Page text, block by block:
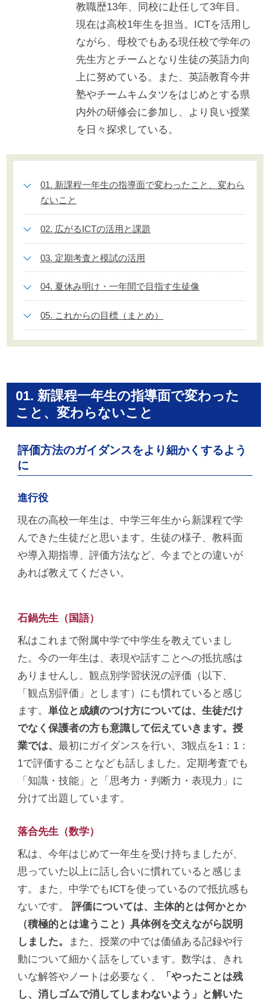
教職歴13年、同校に赴任して3年目。
現在は高校1年生を担当。ICTを活用し
ながら、母校でもある現任校で学年の
先生方とチームとなり生徒の英語力向
上に努めている。また、英語教育今井
塾やチームキムタツをはじめとする県
内外の研修会に参加し、より良い授業
を日々探求している。
01. 新課程一年生の指導面で変わったこと、変わら
ないこと
02. 広がるICTの活用と課題
03. 定期考査と模試の活用
04. 夏休み明け・一年間で目指す生徒像
05. これからの目標（まとめ）
01. 新課程一年生の指導面で変わった
こと、変わらないこと
評価方法のガイダンスをより細かくするよう
に
進行役
現在の高校一年生は、中学三年生から新課程で学
んできた生徒だと思います。生徒の様子、教科面
や導入期指導、評価方法など、今までとの違いが
あれば教えてください。
石鍋先生（国語）
私はこれまで附属中学で中学生を教えていまし
た。今の一年生は、表現や話すことへの抵抗感は
ありませんし、観点別学習状況の評価（以下、
「観点別評価」とします）にも慣れていると感じ
ます。単位と成績のつけ方については、生徒だけ
でなく保護者の方も意識して伝えていきます。授
業では、最初にガイダンスを行い、3観点を1：1：
1で評価することなども話しました。定期考査でも
「知識・技能」と「思考力・判断力・表現力」に
分けて出題しています。
落合先生（数学）
私は、今年はじめて一年生を受け持ちましたが、
思っていた以上に話し合いに慣れていると感じま
す。また、中学でもICTを使っているので抵抗感も
ないです。評価については、主体的とは何かとか
（積極的とは違うこと）具体例を交えながら説明
しました。
また、授業の中では価値ある記録や行
動について細かく話をしています。数学は、きれ
いな解答やノートは必要なく、
「やったことは残
し、消しゴムで消してしまわないよう」と解いた